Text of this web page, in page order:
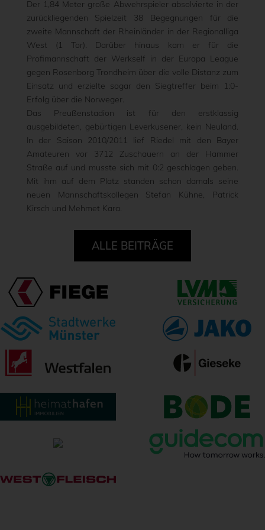
Der 1,84 Meter große Abwehrspieler absolvierte in der
zurückliegenden Spielzeit 38 Begegnungen für die
zweite Mannschaft der Rheinländer in der Regionalliga
West (1 Tor). Darüber hinaus kam er für die
Profimannschaft der Werkself in der Europa League
gegen Rosenborg Trondheim über die volle Distanz zum
Einsatz und erzielte sogar den Siegtreffer beim 1:0-
Erfolg über die Norweger.
Das Preußenstadion ist für den erstklassig
ausgebildeten, gebürtigen Leverkusener, kein Neuland.
In der Saison 2010/2011 lief Riedel mit den Bayer
Amateuren vor 3712 Zuschauern an der Hammer
Straße auf und musste sich mit 0:2 geschlagen geben.
Mit ihm auf dem Platz standen schon damals seine
neuen Mannschaftskollegen Stefan Kühne, Patrick
Kirsch und Mehmet Kara.
ALLE BEITRÄGE